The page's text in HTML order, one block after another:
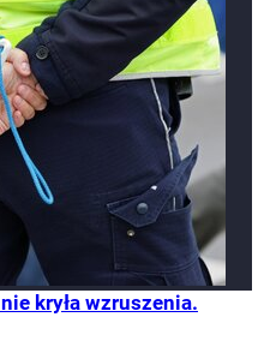
kryła wzruszenia.